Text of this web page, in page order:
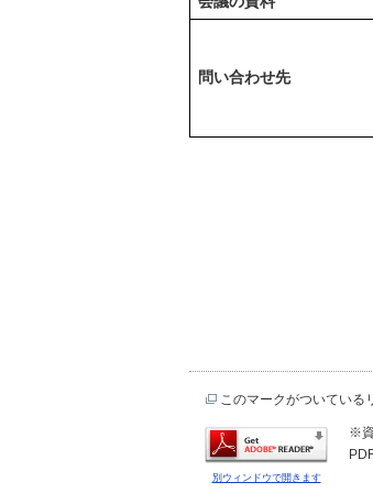
問い合わせ先
このマークがついている
別ウィンドウで開きます
※資